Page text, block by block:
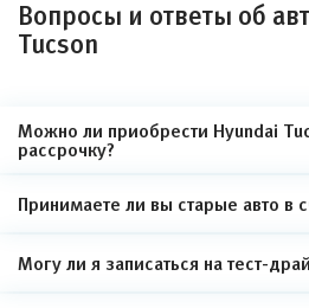
Вопросы и ответы об
Tucson
Можно ли приобрести Hyundai
рассрочку?
Принимаете ли вы старые авто в
Могу ли я записаться на тест-